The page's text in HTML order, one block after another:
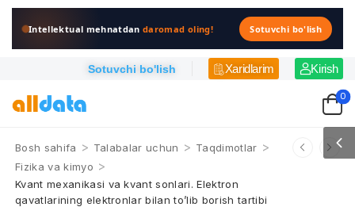
Intellektual mehnatdandaromad oling! Sotuvchi bo'lish
Sotuvchi bo'lish Xaridlarim Kirish
0
Bosh sahifa > Talabalar uchun > Taqdimotlar >
Fizika va kimyo >
Kvant mexanikasi va kvant sonlari. Elektron
qavatlarining elektronlar bilan to’lib borish tartibi